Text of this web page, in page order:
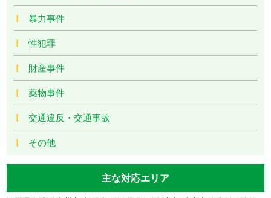
暴力事件
性犯罪
財産事件
薬物事件
交通違反・交通事故
その他
主な対応エリア